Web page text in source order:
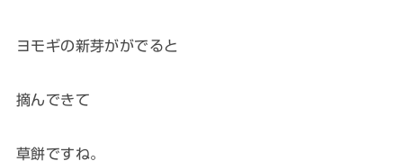
ヨモギの新芽ががでると
摘んできて
草餅ですね。